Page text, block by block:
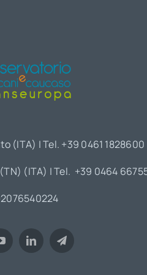
(ITA) | Tel. +39 0461 1828600
(ITA) | Tel. +39 0464